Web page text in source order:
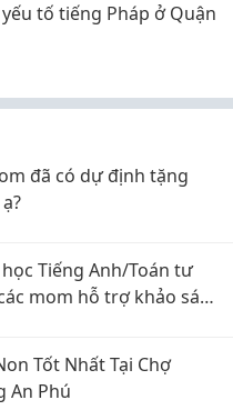
tố tiếng Pháp ở Quận
đã có dự định tặng
Tiếng Anh/Toán tư
mom hỗ trợ khảo sát
Tốt Nhất Tại Chợ
An Phú